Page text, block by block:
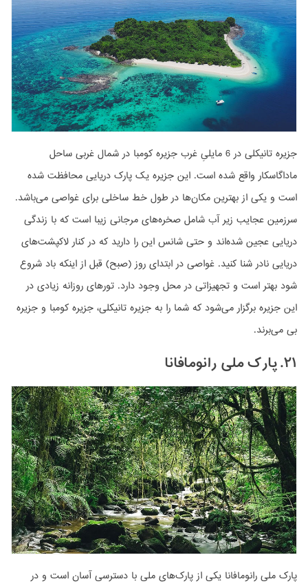
جزیره تانیکلی در 6 مایلیِ غرب جزیره کومبا در شمال غربی ساحل
ماداگاسکار واقع شده است. این جزیره یک پارک دریایی محافظت شده
است و یکی از بهترین مکان‌ها در طول خط ساخلی برای غواصی می‌باشد.
سرزمین عجایب زیر آب شامل صخره‌های مرجانی زیبا است که با زندگی
دریایی عجین شده‌اند و حتی شانس این را دارید که در کنار لاکپشت‌های
دریایی نادر شنا کنید. غواصی در ابتدای روز (صبح) قبل از اینکه باد شروع
شود بهتر است و تجهیزاتی در محل وجود دارد. تورهای روزانه زیادی در
این جزیره برگزار می‌شود که شما را به جزیره تانیکلی، جزیره کومبا و جزیره
بی می‌برند.
۲۱. پارک ملی رانومافانا
پارک ملی رانومافانا یکی از پارک‌های ملی با دسترسی آسان است و در